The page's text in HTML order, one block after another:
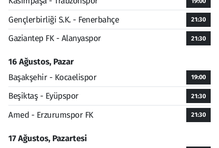
Gençlerbirliği S.K. - Fenerbahçe 21:30
Gaziantep FK - Alanyaspor 21:30
16 Ağustos, Pazar
Başakşehir - Kocaelispor
19:00
Beşiktaş - Eyüpspor 21:30
Amed - Erzurumspor FK 21:30
17 Ağustos, Pazartesi